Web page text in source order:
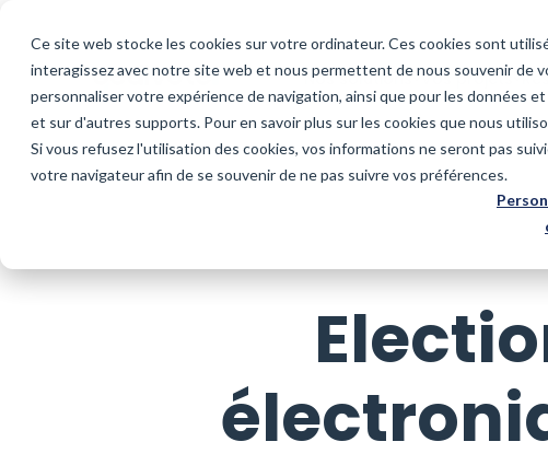
Ce site web stocke les cookies sur votre ordinateur. Ces cookies sont
interagissez avec notre site web et nous permettent de nous souvenir de
personnaliser votre expérience de navigation, ainsi que pour les données
et sur d'autres supports. Pour en savoir plus sur les cookies que nous
Si vous refusez l'utilisation des cookies, vos informations ne seront pas
votre navigateur afin de se souvenir de ne pas suivre vos préférences.
Nos solutions
Solution de
automatisé
Découvrir
Vos projets
Élections professionnelles de la Fonction